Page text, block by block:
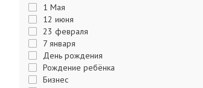
1 Мая
12 июня
23 февраля
7 января
День рождения
Рождение ребёнка
Бизнес